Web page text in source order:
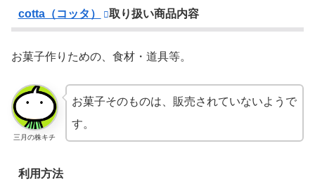
cotta（コッタ） 取り扱い商品内容
お菓子作りための、食材・道具等。
三月の株キチ
お菓子そのものは、販売されていないようで
す。
利用方法